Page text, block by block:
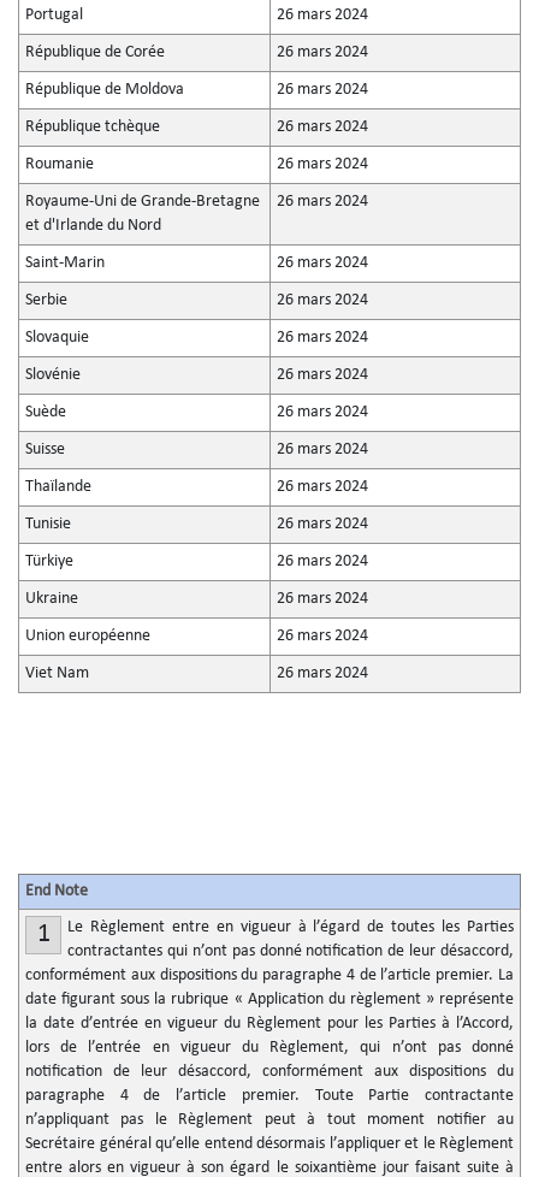
Portugal 26 mars 2024
République de Corée 26 mars 2024
République de Moldova 26 mars 2024
République tchèque 26 mars 2024
Roumanie 26 mars 2024
Royaume-Uni de Grande-Bretagne
et d'Irlande du Nord
26 mars 2024
Saint-Marin 26 mars 2024
Serbie 26 mars 2024
Slovaquie 26 mars 2024
Slovénie 26 mars 2024
Suède 26 mars 2024
Suisse 26 mars 2024
Thaïlande 26 mars 2024
Tunisie 26 mars 2024
Türkiye 26 mars 2024
Ukraine 26 mars 2024
Union européenne 26 mars 2024
Viet Nam 26 mars 2024
End Note
1
Le Règlement entre en vigueur à l’égard de toutes les Parties
contractantes qui n’ont pas donné notification de leur désaccord,
conformément aux dispositions du paragraphe 4 de l’article premier. La
date figurant sous la rubrique « Application du règlement » représente
la date d’entrée en vigueur du Règlement pour les Parties à l’Accord,
lors de l’entrée en vigueur du Règlement, qui n’ont pas donné
notification de leur désaccord, conformément aux dispositions du
paragraphe 4 de l’article premier. Toute Partie contractante
n’appliquant pas le Règlement peut à tout moment notifier au
Secrétaire général qu’elle entend désormais l’appliquer et le Règlement
entre alors en vigueur à son égard le soixantième jour faisant suite à